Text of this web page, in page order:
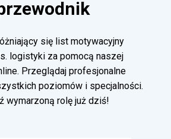
się list motywacyjny
logistyki za pomocą naszej
Przeglądaj profesjonalne
poziomów i specjalności.
wymarzoną rolę już dziś!